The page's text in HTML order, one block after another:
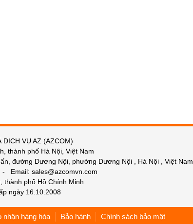
VỤ AZ (AZCOM)
thành phố Hà Nội, Việt Nam
đường Dương Nội, phường Dương Nội , Hà Nội , Việt Nam
Email: sales@azcomvn.com
thành phố Hồ Chính Minh
ngày 16.10.2008
nhận hàng hóa Bảo hành Chính sách bảo mật